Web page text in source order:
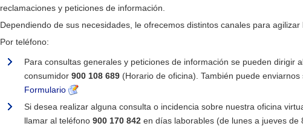
reclamaciones y peticiones de información.
Dependiendo de sus necesidades, le ofrecemos distintos canales para
Por teléfono:
Para consultas generales y peticiones de información se pueden dirigir
consumidor 900 108 689 (Horario de oficina). También puede
Formulario
Si desea realizar alguna consulta o incidencia sobre nuestra oficina
llamar al teléfono 900 170 842 en días laborables (de lunes a jueves